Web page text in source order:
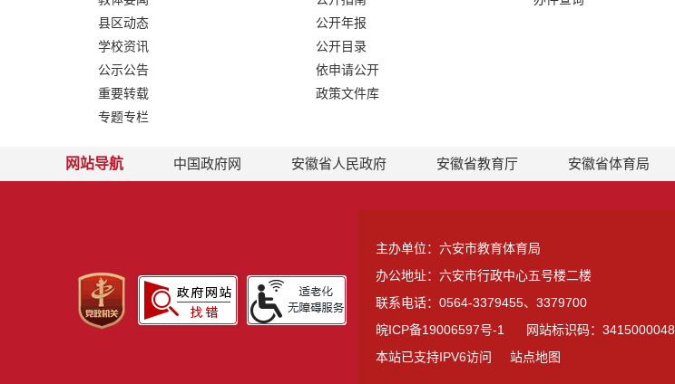
县区动态
学校资讯
公示公告
重要转载
专题专栏
公开年报
公开目录
依申请公开
政策文件库
网站导航 中国政府网 安徽省人民政府 安徽省教育厅 安徽省体育局
主办单位：六安市教育体育局
办公地址：六安市行政中心五号楼二楼
联系电话：0564-3379455、3379700
皖ICP备19006597号-1
网站标识码：3415000048
本站已支持IPV6访问
站点地图